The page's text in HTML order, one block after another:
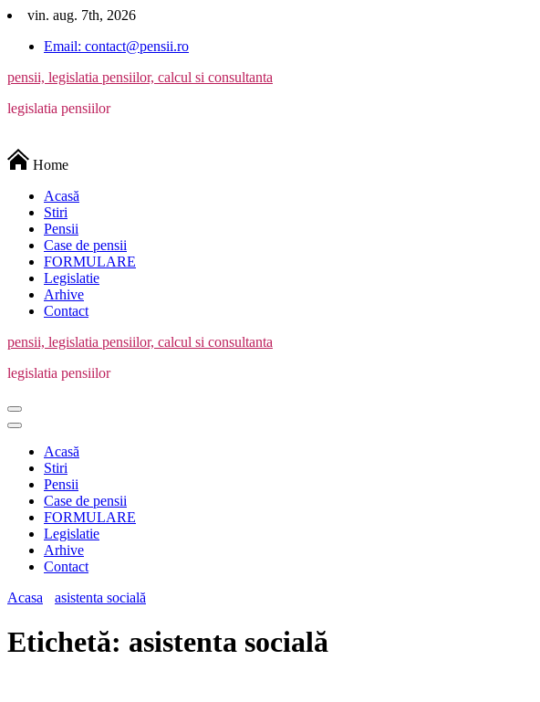
Skip
content
vin. aug. 7th, 2026
Email: contact@pensii.ro
pensii, legislatia pensiilor, calcul si consultanta
legislatia pensiilor
Home
Acasă
Stiri
Pensii
Case de pensii
FORMULARE
Legislatie
Arhive
Contact
pensii, legislatia pensiilor, calcul si consultanta
legislatia pensiilor
Acasă
Stiri
Pensii
Case de pensii
FORMULARE
Legislatie
Arhive
Contact
Acasa
asistenta socială
Etichetă: asistenta socială